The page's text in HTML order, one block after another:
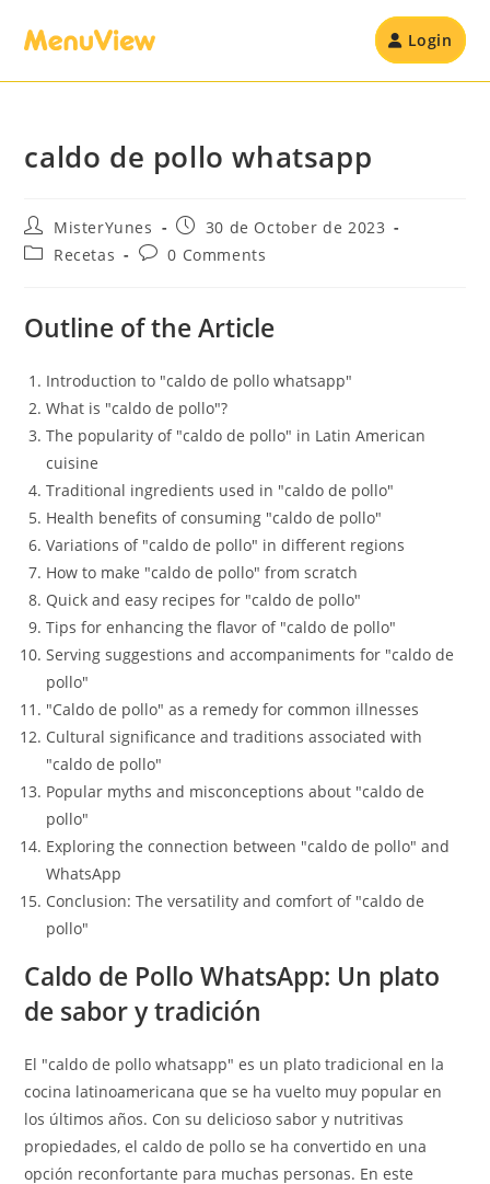
Login
caldo de pollo whatsapp
MisterYunes
30 de October de 2023
Recetas
0 Comments
Outline of the Article
Introduction to "caldo de pollo whatsapp"
What is "caldo de pollo"?
The popularity of "caldo de pollo" in Latin American
cuisine
Traditional ingredients used in "caldo de pollo"
Health benefits of consuming "caldo de pollo"
Variations of "caldo de pollo" in different regions
How to make "caldo de pollo" from scratch
Quick and easy recipes for "caldo de pollo"
Tips for enhancing the flavor of "caldo de pollo"
Serving suggestions and accompaniments for "caldo de
pollo"
"Caldo de pollo" as a remedy for common illnesses
Cultural significance and traditions associated with
"caldo de pollo"
Popular myths and misconceptions about "caldo de
pollo"
Exploring the connection between "caldo de pollo" and
WhatsApp
Conclusion: The versatility and comfort of "caldo de
pollo"
Caldo de Pollo WhatsApp: Un plato
de sabor y tradición
El "caldo de pollo whatsapp" es un plato tradicional en la
cocina latinoamericana que se ha vuelto muy popular en
los últimos años. Con su delicioso sabor y nutritivas
propiedades, el caldo de pollo se ha convertido en una
opción reconfortante para muchas personas. En este